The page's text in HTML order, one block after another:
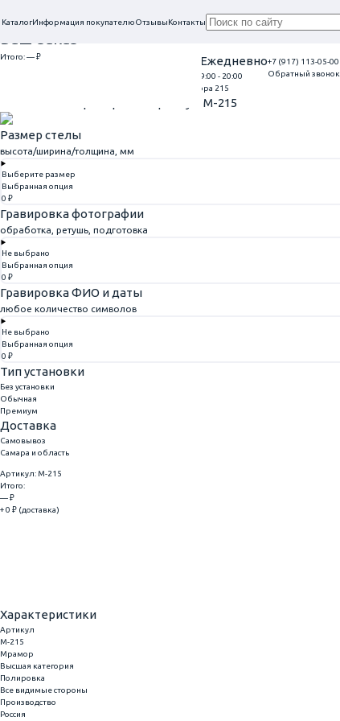
КаталогИнформация покупателюОтзывыКонтакты
Итого:— ₽
Проконсультируем в нашем офисе Ежедневно
9:00 - 20:00
+7 (917) 113-05-00
Обратный звонок
Памятник из мрамора 215
Артикул: M-215
Размер стелы
высота/ширина/толщина, мм
Выберите размер
Выбранная опция
0 ₽
Гравировка фотографии
обработка, ретушь, подготовка
Не выбрано
Выбранная опция
0 ₽
Гравировка ФИО и даты
любое количество символов
Не выбрано
Выбранная опция
0 ₽
Тип установки
Без установки
Обычная
Премиум
Доставка
Самовывоз
Самара и область
Артикул: M-215
Итого:
— ₽
+ 0 ₽ (доставка)
Характеристики
Артикул
M-215
Мрамор
Высшая категория
Полировка
Все видимые стороны
Производство
Россия